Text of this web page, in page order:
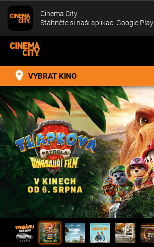
VYBRAT KINO
Cinema City
Stáhněte si naši aplikaci Google Play